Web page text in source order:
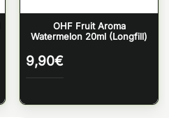
OHF Fruit Aroma
Watermelon 20ml (Longfill)
9,90€